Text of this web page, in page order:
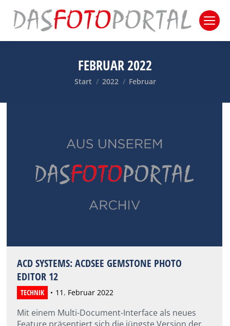
FEBRUAR 2022
Sie befinden sich hier:
Start 2022 Februar
ACD SYSTEMS: ACDSEE GEMSTONE PHOTO
EDITOR 12
TECHNIK 11. Februar 2022
Mit einem Multi-Document-Interface als neues